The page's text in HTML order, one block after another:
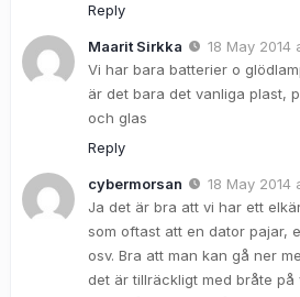
Reply
Maarit Sirkka
18 May 2014
Vi har bara batterier o
är det bara det vanliga plast,
och glas
Reply
cybermorsan
18 May 2014
Ja det är bra att vi har ett
som oftast att en dator pajar,
osv. Bra att man kan gå ner
det är tillräckligt med bråte